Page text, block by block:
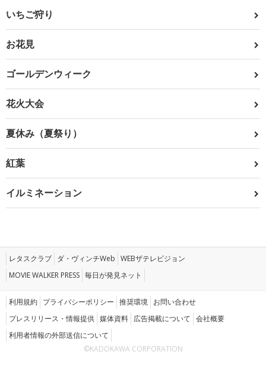
いちご狩り
お花見
ゴールデンウィーク
花火大会
夏休み（夏祭り）
紅葉
イルミネーション
レタスクラブ ダ・ヴィンチWeb WEBザテレビジョン
MOVIE WALKER PRESS 毎日が発見ネット
利用規約 プライバシーポリシー 推奨環境 お問い合わせ
プレスリリース・情報提供 媒体資料 広告掲載について 会社概要
利用者情報の外部送信について
©KADOKAWA CORPORATION